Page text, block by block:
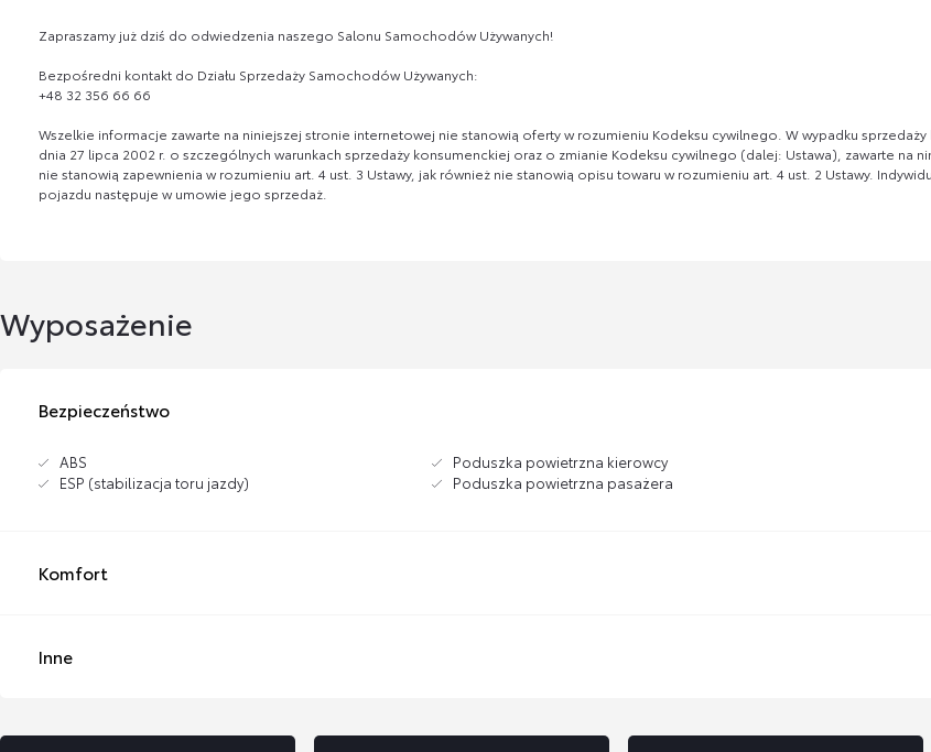
Zapraszamy już dziś do odwiedzenia naszego Salonu Samochodów Używanych!
Bezpośredni kontakt do Działu Sprzedaży Samochodów Używanych:
+48 32 356 66 66
Wszelkie informacje zawarte na niniejszej stronie internetowej nie stanowią oferty w rozumieniu Kodeksu cywilnego. W wypadku
dnia 27 lipca 2002 r. o szczególnych warunkach sprzedaży konsumenckiej oraz o zmianie Kodeksu cywilnego (dalej: Ustawa), zawarte na
nie stanowią zapewnienia w rozumieniu art. 4 ust. 3 Ustawy, jak również nie stanowią opisu towaru w rozumieniu art. 4 ust. 2 Ustawy.
pojazdu następuje w umowie jego sprzedaż.
Wyposażenie
Bezpieczeństwo
ABS
ESP (stabilizacja toru jazdy)
Poduszka powietrzna kierowcy
Poduszka powietrzna pasażera
Komfort
Inne